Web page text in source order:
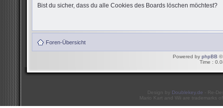
Bist du sicher, dass du alle Cookies des Boards löschen möchtest?
Foren-Übersicht
Powered by phpBB ©
Time :
Design by Doublekey.de - Re-
Mario Kart and Wii are trademarks